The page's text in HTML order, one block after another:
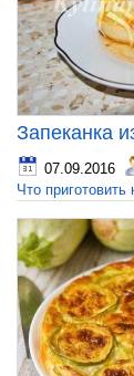
Запеканка
07.09.2016
Что приготовить